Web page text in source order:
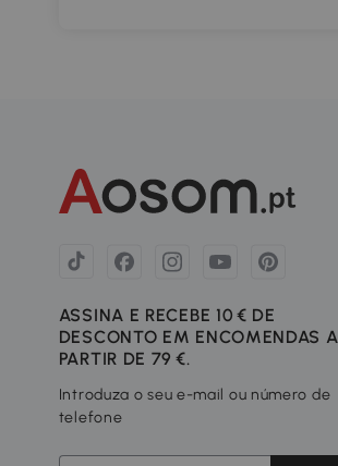
ASSINA E RECEBE 10 € DE
DESCONTO EM ENCOMENDAS A
PARTIR DE 79 €.
Introduza o seu e-mail ou número de
telefone